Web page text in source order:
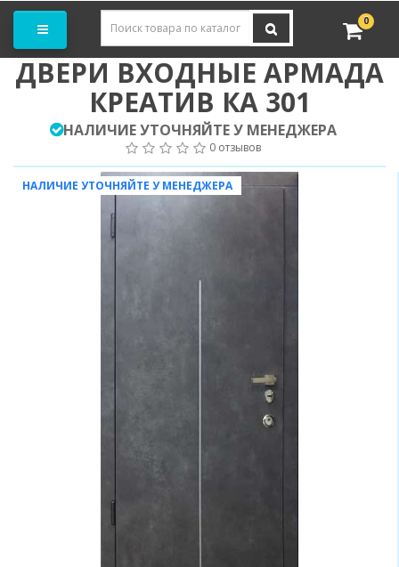
0
ДВЕРИ ВХОДНЫЕ АРМАДА
КРЕАТИВ КА 301
НАЛИЧИЕ УТОЧНЯЙТЕ У МЕНЕДЖЕРА
0 отзывов
НАЛИЧИЕ УТОЧНЯЙТЕ У МЕНЕДЖЕРА